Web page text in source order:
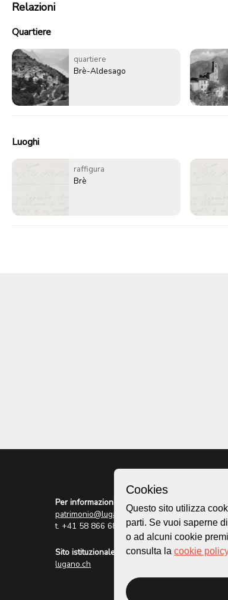
Relazioni
Quartiere
quartiere
Brè-Aldesago
Luoghi
raffigura
Brè
Per informazioni:
patrimonio@lugano.ch
t. +41 58 866 68 50
Sito istituzionale:
lugano.ch
Cookies
Questo sito utilizza
parti. Se vuoi saperne
o ad alcuni cookie
consulta la cookie